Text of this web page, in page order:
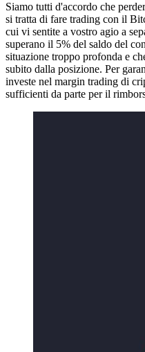
Siamo tutti d'accordo che
si tratta di fare trading con il
cui vi sentite a vostro agio a
superano il 5% del saldo del
situazione troppo profonda e
subito dalla posizione. Per
investe nel margin trading di
sufficienti da parte per il